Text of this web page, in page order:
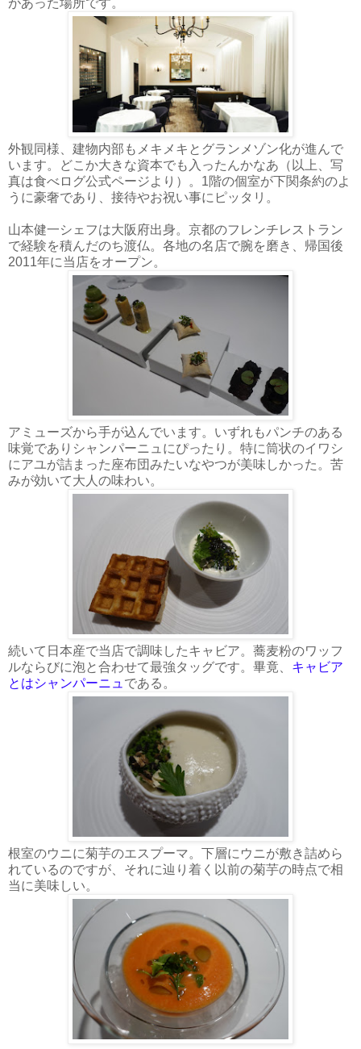
外観同様、建物内部もメキメキとグランメゾン化が進んで
います。どこか大きな資本でも入ったんかなあ（以上、写
真は食べログ公式ページより）。1階の個室が下関条約のよ
うに豪奢であり、接待やお祝い事にピッタリ。
山本健一シェフは大阪府出身。京都のフレンチレストラン
で経験を積んだのち渡仏。各地の名店で腕を磨き、帰国後
2011年に当店をオープン。
アミューズから手が込んでいます。いずれもパンチのある
味覚でありシャンパーニュにぴったり。特に筒状のイワシ
にアユが詰まった座布団みたいなやつが美味しかった。苦
みが効いて大人の味わい。
続いて日本産で当店で調味したキャビア。蕎麦粉のワッフ
ルならびに泡と合わせて最強タッグです。畢竟、 キャビア
とはシャンパーニュ である。
根室のウニに菊芋のエスプーマ。下層にウニが敷き詰めら
れているのですが、それに辿り着く以前の菊芋の時点で相
当に美味しい。